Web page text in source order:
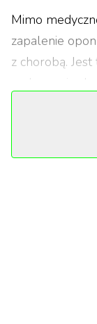
Mimo
zapalenie
z chorobą.
zachowania
użytkownicy